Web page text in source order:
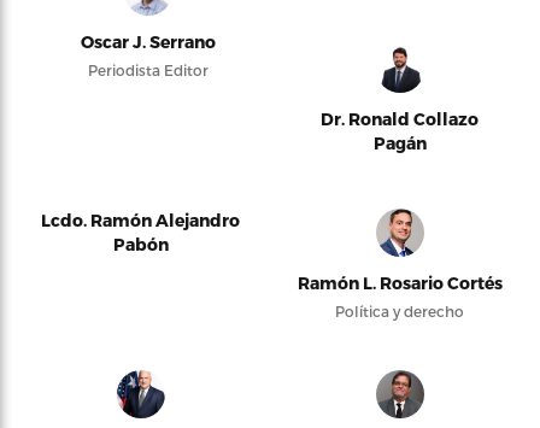
Oscar J. Serrano
Periodista Editor
Dr. Ronald Collazo
Pagán
Lcdo. Ramón Alejandro
Pabón
Ramón L. Rosario Cortés
Política y derecho